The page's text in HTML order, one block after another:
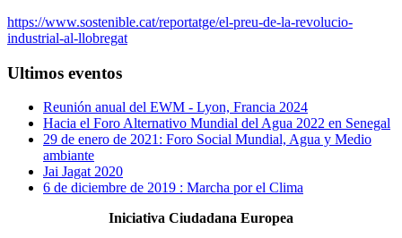
https://www.sostenible.cat/reportatge/el-preu-de-la-revolucio-
industrial-al-llobregat
Ultimos eventos
Reunión anual del EWM - Lyon, Francia 2024
Hacia el Foro Alternativo Mundial del Agua 2022 en Senegal
29 de enero de 2021: Foro Social Mundial, Agua y Medio
ambiante
Jai Jagat 2020
6 de diciembre de 2019 : Marcha por el Clima
Iniciativa Ciudadana Europea